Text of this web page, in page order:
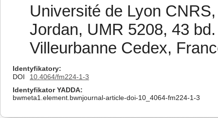
Université de Lyon
Jordan, UMR 5208, 43
Villeurbanne Cedex,
Identyfikatory
DOI
10.4064/fm224-1-3
Identyfikator YADDA
bwmeta1.element.bwnjournal-article-doi-10_4064-fm224-1-3